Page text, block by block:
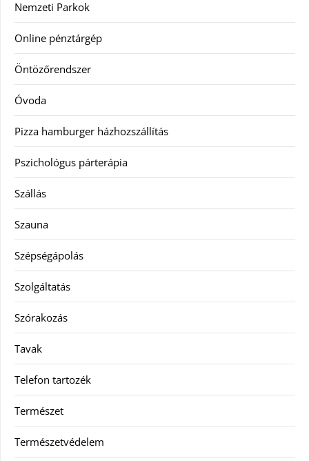
Nemzeti Parkok
Online pénztárgép
Öntözőrendszer
Óvoda
Pizza hamburger házhozszállítás
Pszichológus párterápia
Szállás
Szauna
Szépségápolás
Szolgáltatás
Szórakozás
Tavak
Telefon tartozék
Természet
Természetvédelem